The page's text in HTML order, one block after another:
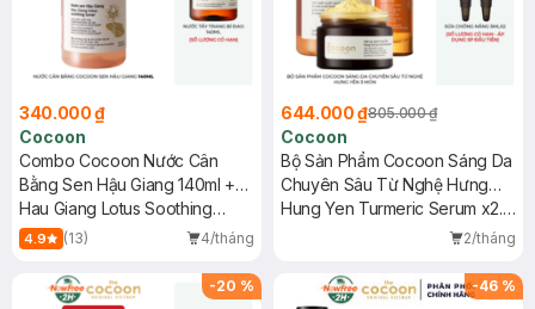
340.000 ₫
Cocoon
Combo Cocoon Nước Cân
Bằng Sen Hậu Giang 140ml +
Nước Tẩy Trang Bí Đao 140ml
Hau Giang Lotus Soothing
Toner + Winter Melon Micellar
Water
4.9 (13) 4/tháng
644.000 ₫805.000 ₫
Cocoon
Bộ Sản Phẩm Cocoon Sáng Da
Chuyên Sâu Từ Nghệ Hưng
Yên 3 Món
Hung Yen Turmeric Serum x2.2
30ml + Hung Yen Turmeric
Turmeric Toner 140ml
2/tháng
-20 % -46 %